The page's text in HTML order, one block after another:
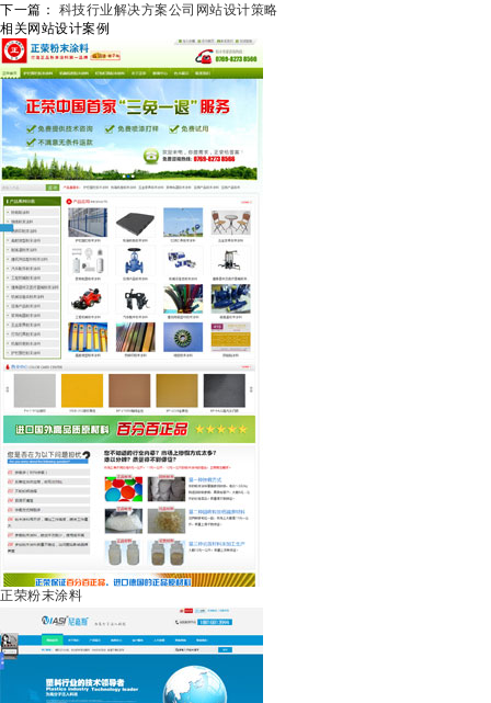
下一篇： 科技行业解决方案公司网站设计策略
相关网站设计案例
正荣粉末涂料